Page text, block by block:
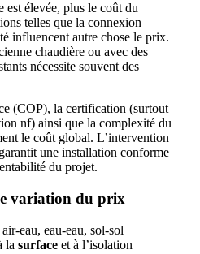
est élevée, plus le coût du
telles que la connexion
influencent autre chose le prix.
chaudière ou avec des
nécessite souvent des
(COP), la certification (surtout
nf) ainsi que la complexité du
le coût global. L’intervention
une installation conforme
du projet.
variation du prix
eau, eau-eau, sol-sol
la surface et à l’isolation